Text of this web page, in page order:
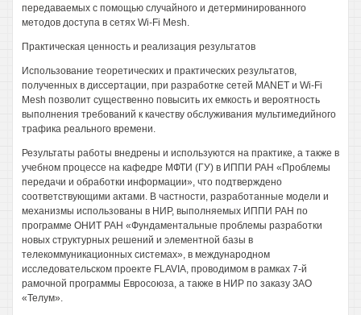
передаваемых с помощью случайного и детерминированного
методов доступа в сетях Wi-Fi Mesh.
Практическая ценность и реализация результатов
Использование теоретических и практических результатов,
полученных в диссертации, при разработке сетей MANET и Wi-Fi
Mesh позволит существенно повысить их емкость и вероятность
выполнения требований к качеству обслуживания мультимедийного
трафика реального времени.
Результаты работы внедрены и используются на практике, а также в
учебном процессе на кафедре МФТИ (ГУ) в ИППИ РАН «Проблемы
передачи и обработки информации», что подтверждено
соответствующими актами. В частности, разработанные модели и
механизмы использованы в НИР, выполняемых ИППИ РАН по
программе ОНИТ РАН «Фундаментальные проблемы разработки
новых структурных решений и элементной базы в
телекоммуникационных системах», в международном
исследовательском проекте FLAVIA, проводимом в рамках 7-й
рамочной программы Евросоюза, а также в НИР по заказу ЗАО
«Телум».